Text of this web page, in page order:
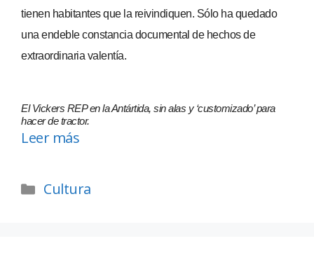
tienen habitantes que la reivindiquen. Sólo ha quedado
una endeble constancia documental de hechos de
extraordinaria valentía.
El Vickers REP en la Antártida, sin alas y ‘customizado’ para
hacer de tractor.
Leer más
Cultura